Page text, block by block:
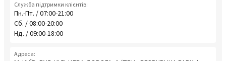
Служба підтримки клієнтів:
Пн.-Пт. / 07:00-21:00
Сб. / 08:00-20:00
Нд. / 09:00-18:00
Адреса: